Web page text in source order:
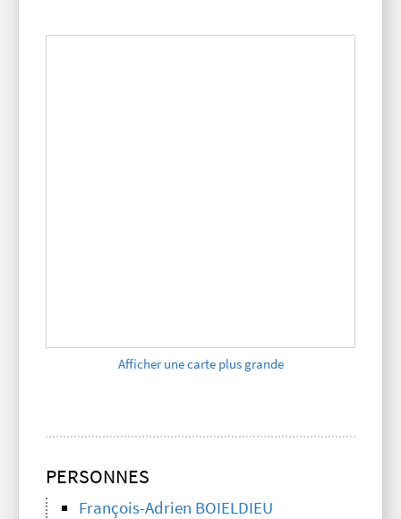
Afficher une carte plus grande
PERSONNES
François-Adrien BOIELDIEU